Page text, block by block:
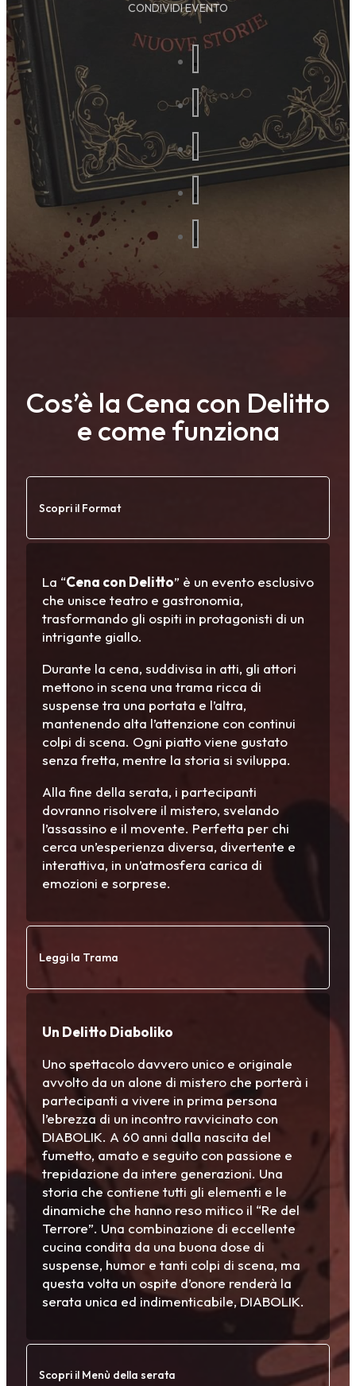
CONDIVIDI EVENTO
Cos’è la Cena con Delitto
e come funziona
Scopri il Format
La “Cena con Delitto” è un evento esclusivo
che unisce teatro e gastronomia,
trasformando gli ospiti in protagonisti di un
intrigante giallo.
Durante la cena, suddivisa in atti, gli attori
mettono in scena una trama ricca di
suspense tra una portata e l’altra,
mantenendo alta l’attenzione con continui
colpi di scena. Ogni piatto viene gustato
senza fretta, mentre la storia si sviluppa.
Alla fine della serata, i partecipanti
dovranno risolvere il mistero, svelando
l’assassino e il movente. Perfetta per chi
cerca un’esperienza diversa, divertente e
interattiva, in un’atmosfera carica di
emozioni e sorprese.
Leggi la Trama
Un Delitto Diaboliko
Uno spettacolo davvero unico e originale
avvolto da un alone di mistero che porterà i
partecipanti a vivere in prima persona
l’ebrezza di un incontro ravvicinato con
DIABOLIK. A 60 anni dalla nascita del
fumetto, amato e seguito con passione e
trepidazione da intere generazioni. Una
storia che contiene tutti gli elementi e le
dinamiche che hanno reso mitico il “Re del
Terrore”. Una combinazione di eccellente
cucina condita da una buona dose di
suspense, humor e tanti colpi di scena, ma
questa volta un ospite d’onore renderà la
serata unica ed indimenticabile, DIABOLIK.
Scopri il Menù della serata